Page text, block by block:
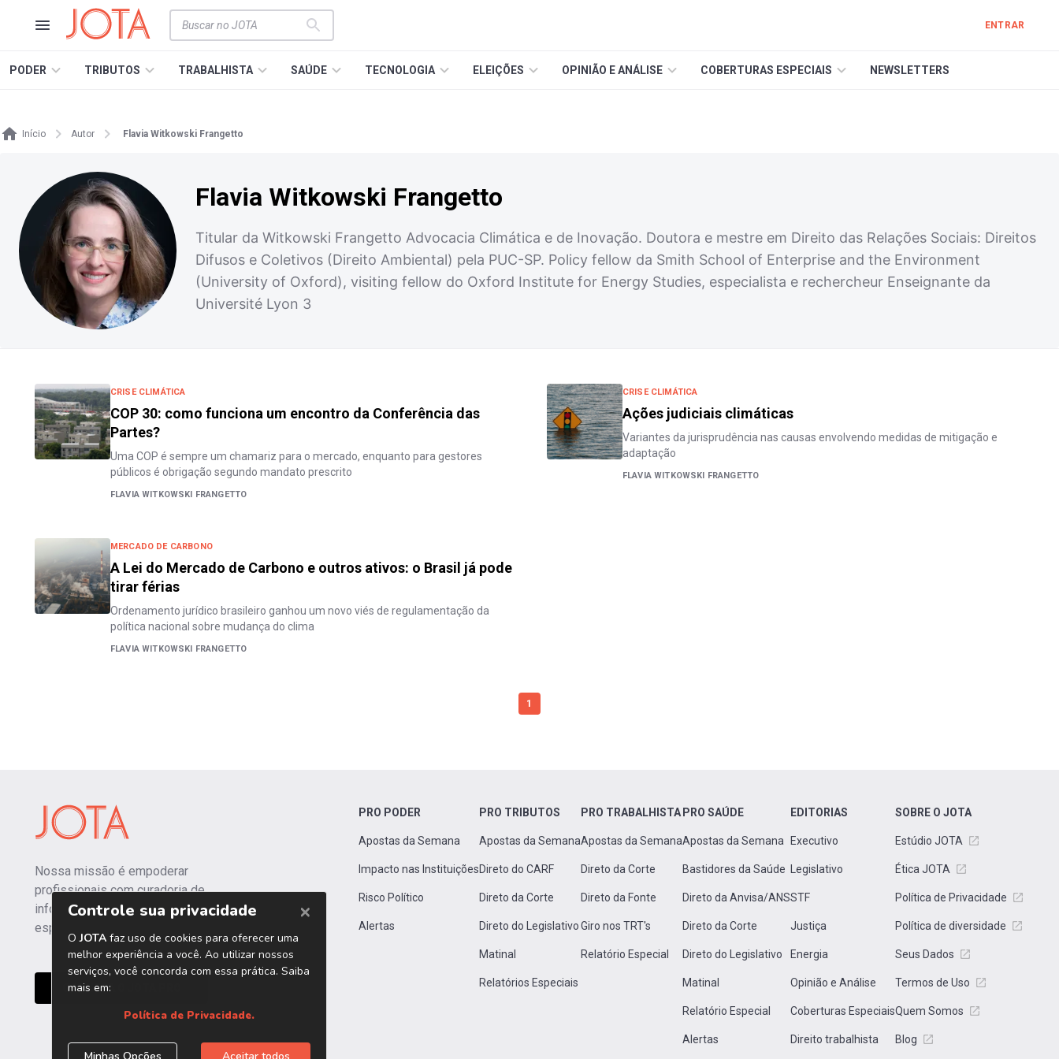
ENTRAR
PODER TRIBUTOS TRABALHISTA SAÚDE TECNOLOGIA ELEIÇÕES OPINIÃO E ANÁLISE COBERTURAS ESPECIAIS NEWSLETTERS
Início Autor Flavia Witkowski Frangetto
Flavia Witkowski Frangetto
Titular da Witkowski Frangetto Advocacia Climática e de Inovação. Doutora e mestre em Direito das Relações Sociais: Direitos
Difusos e Coletivos (Direito Ambiental) pela PUC-SP. Policy fellow da Smith School of Enterprise and the Environment
(University of Oxford), visiting fellow do Oxford Institute for Energy Studies, especialista e rechercheur Enseignante da
Université Lyon 3
CRISE CLIMÁTICA
COP 30: como funciona um encontro da Conferência das
Partes?
Uma COP é sempre um chamariz para o mercado, enquanto para gestores
públicos é obrigação segundo mandato prescrito
FLAVIA WITKOWSKI FRANGETTO
CRISE CLIMÁTICA
Ações judiciais climáticas
Variantes da jurisprudência nas causas envolvendo medidas de mitigação e
adaptação
FLAVIA WITKOWSKI FRANGETTO
MERCADO DE CARBONO
A Lei do Mercado de Carbono e outros ativos: o Brasil já pode
tirar férias
Ordenamento jurídico brasileiro ganhou um novo viés de regulamentação da
política nacional sobre mudança do clima
FLAVIA WITKOWSKI FRANGETTO
1
Nossa missão é empoderar
profissionais com curadoria de
informações independentes e
especializadas.
CONHEÇA O JOTA PRO
PRO PODER
Apostas da Semana
Impacto nas Instituições
Risco Político
Alertas
PRO TRIBUTOS
Apostas da Semana
Direto do CARF
Direto da Corte
Direto do Legislativo
Matinal
Relatórios Especiais
PRO TRABALHISTA
Apostas da Semana
Direto da Corte
Direto da Fonte
Giro nos TRT's
Relatório Especial
PRO SAÚDE
Apostas da Semana
Bastidores da Saúde
Direto da Anvisa/ANS
Direto da Corte
Direto do Legislativo
Matinal
Relatório Especial
Alertas
EDITORIAS
Executivo
Legislativo
STF
Justiça
Energia
Opinião e Análise
Coberturas Especiais
Direito trabalhista
SOBRE O JOTA
Estúdio JOTA
Ética JOTA
Política de Privacidade
Política de diversidade
Seus Dados
Termos de Uso
Quem Somos
Blog